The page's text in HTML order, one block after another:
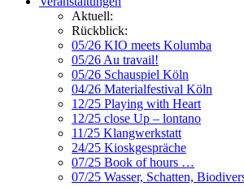
Aktuell:
Rückblick:
05/26 KIO meets Kolumba
05/26 Au travail!
05/26 Schauspiel Köln
04/26 Materialfestival Köln
12/25 Playing with Heart
12/25 close Up – lontano
11/25 Klangwerkstatt
24/25 Kioskgespräche
07/25 Book of hours …
07/25 Wasser, Schatten,